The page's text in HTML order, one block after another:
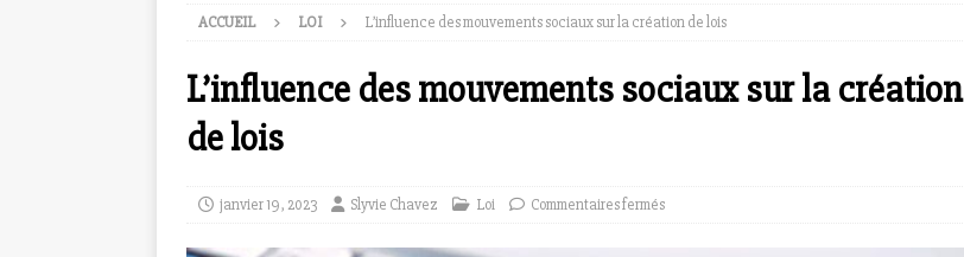
ACCUEIL LOI L’influence des mouvements sociaux sur la création de lois
L’influence des mouvements sociaux sur la création
de lois
janvier 19, 2023 Slyvie Chavez Loi Commentaires fermés